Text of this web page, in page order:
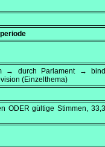
→ durch Parlament →
(Einzelthema)
ODER gültige Stimmen,